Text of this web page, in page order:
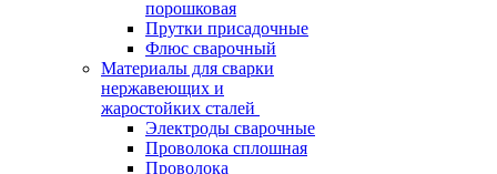
порошковая
Прутки присадочные
Флюс сварочный
Материалы для сварки
нержавеющих и
жаростойких сталей
Электроды сварочные
Проволока сплошная
Проволока